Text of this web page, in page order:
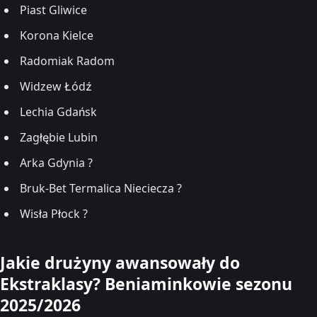
Piast Gliwice
Korona Kielce
Radomiak Radom
Widzew Łódź
Lechia Gdańsk
Zagłębie Lubin
Arka Gdynia ?
Bruk-Bet Termalica Nieciecza ?
Wisła Płock ?
Jakie drużyny awansowały do
Ekstraklasy? Beniaminkowie sezonu
2025/2026